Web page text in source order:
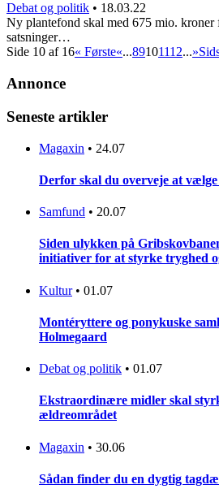
Debat og politik • 18.03.22
Ny plantefond skal med 675 mio. kroner
satsninger…
Side 10 af 16« Første«...89101112...»
Annonce
Seneste artikler
Magaxin • 24.07
Derfor skal du overveje at
Samfund • 20.07
Siden ulykken på
initiativer for at styrke tryghed
Kultur • 01.07
Montéryttere og ponykuske
Holmegaard
Debat og politik • 01.07
Ekstraordinære midler skal
ældreområdet
Magaxin • 30.06
Sådan finder du en dygtig